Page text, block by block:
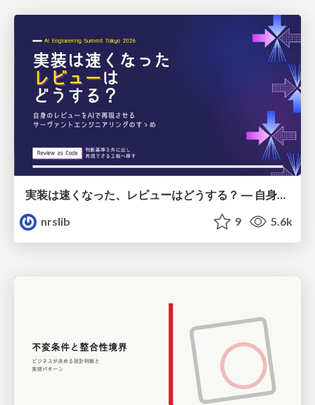
実装は速くなった、レビューはどうする？ ― 自身のレビューをAIで再現させるサーヴァントエンジニアリングのすゝめ / Implementation got faster. So what about reviews? — An invitation to Servant Engineering: Recreating your own code reviews with AI
nrslib
9 5.6k